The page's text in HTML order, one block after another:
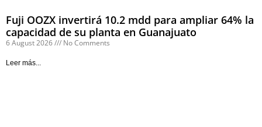
Fuji OOZX invertirá 10.2 mdd para ampliar 64% la
capacidad de su planta en Guanajuato
6 August 2026 No Comments
Leer más...